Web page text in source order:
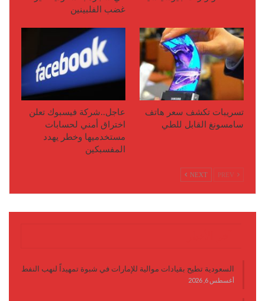
غضب الفلبينين
تسريبات تكشف سعر هاتف
سامسونغ القابل للطي
عاجل..شركة فيسبوك تعلن
اختراق أمني لحسابات
مستخدميها وخطر يهدد
المفسبكين
NEXT
السعودية تطيح بقيادات موالية للإمارات في شبوة تمهيداً لنهب النفط
أغسطس 6, 2026